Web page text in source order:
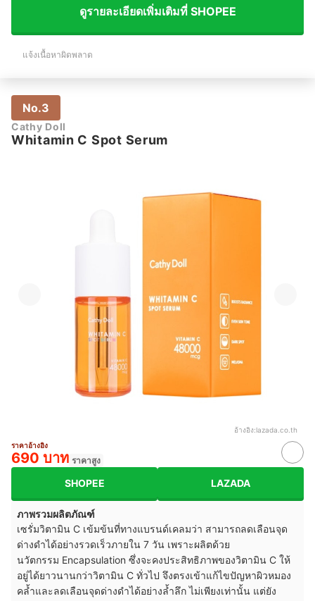
ดูรายละเอียดเพิ่มเติมที่ SHOPEE
แจ้งเนื้อหาผิดพลาด
No.3
Cathy Doll
Whitamin C Spot Serum
อ้างอิง:lazada.co.th
ราคาอ้างอิง
690 บาท ราคาสูง
SHOPEE LAZADA
ภาพรวมผลิตภัณฑ์
เซรั่มวิตามิน C เข้มข้นที่ทางแบรนด์เคลมว่า สามารถลดเลือนจุด
ด่างดำได้อย่างรวดเร็วภายใน 7 วัน เพราะผลิตด้วย
นวัตกรรม Encapsulation ซึ่งจะคงประสิทธิภาพของวิตามิน C ให้
อยู่ได้ยาวนานกว่าวิตามิน C ทั่วไป จึงตรงเข้าแก้ไขปัญหาผิวหมอง
คล้ำและลดเลือนจุดด่างดำได้อย่างล้ำลึก ไม่เพียงเท่านั้น แต่ยัง